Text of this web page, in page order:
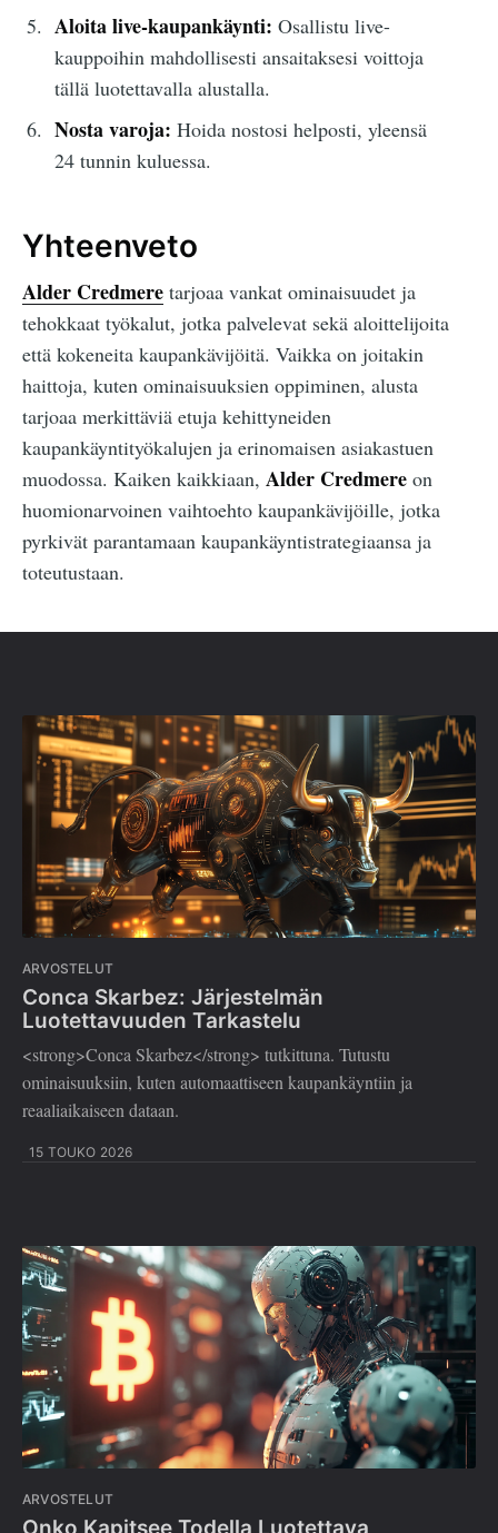
Aloita live-kaupankäynti: Osallistu live-
kauppoihin mahdollisesti ansaitaksesi voittoja
tällä luotettavalla alustalla.
Nosta varoja: Hoida nostosi helposti, yleensä
24 tunnin kuluessa.
Yhteenveto
Alder Credmere tarjoaa vankat ominaisuudet ja
tehokkaat työkalut, jotka palvelevat sekä aloittelijoita
että kokeneita kaupankävijöitä. Vaikka on joitakin
haittoja, kuten ominaisuuksien oppiminen, alusta
tarjoaa merkittäviä etuja kehittyneiden
kaupankäyntityökalujen ja erinomaisen asiakastuen
muodossa. Kaiken kaikkiaan, Alder Credmere on
huomionarvoinen vaihtoehto kaupankävijöille, jotka
pyrkivät parantamaan kaupankäyntistrategiaansa ja
toteutustaan.
ARVOSTELUT
Conca Skarbez: Järjestelmän
Luotettavuuden Tarkastelu
<strong>Conca Skarbez</strong> tutkittuna. Tutustu
ominaisuuksiin, kuten automaattiseen kaupankäyntiin ja
reaaliaikaiseen dataan.
15 TOUKO 2026
ARVOSTELUT
Onko Kapitsee Todella Luotettava